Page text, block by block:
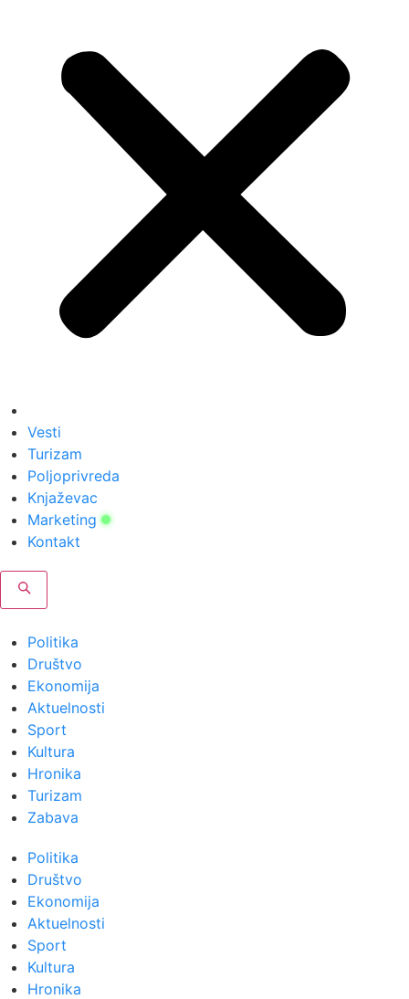
Vesti
Turizam
Poljoprivreda
Knjaževac
Marketing
Kontakt
Politika
Društvo
Ekonomija
Aktuelnosti
Sport
Kultura
Hronika
Turizam
Zabava
Politika
Društvo
Ekonomija
Aktuelnosti
Sport
Kultura
Hronika